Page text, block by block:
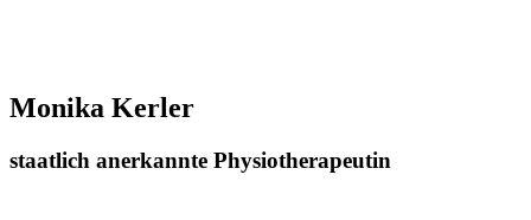
Monika Kerler
staatlich anerkannte Physiotherapeutin